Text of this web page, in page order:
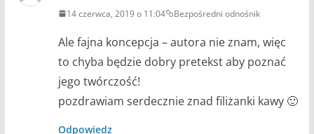
14 czerwca, 2019 o 11:04 Bezpośredni odnośnik
Ale fajna koncepcja – autora nie znam, więc
to chyba będzie dobry pretekst aby poznać
jego twórczość!
pozdrawiam serdecznie znad filiżanki kawy 🙂
Odpowiedz